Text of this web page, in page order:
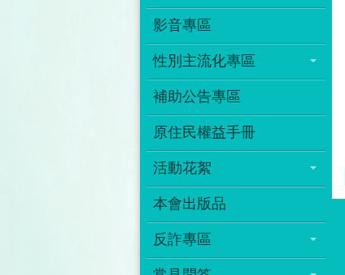
影音專區
性別主流化專區
補助公告專區
原住民權益手冊
活動花絮
本會出版品
反詐專區